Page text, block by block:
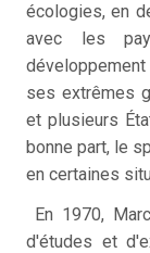
écologies, en
avec les
ses extrêmes
et plusieurs
bonne part, le
en certaines
En 1970,
d'études et